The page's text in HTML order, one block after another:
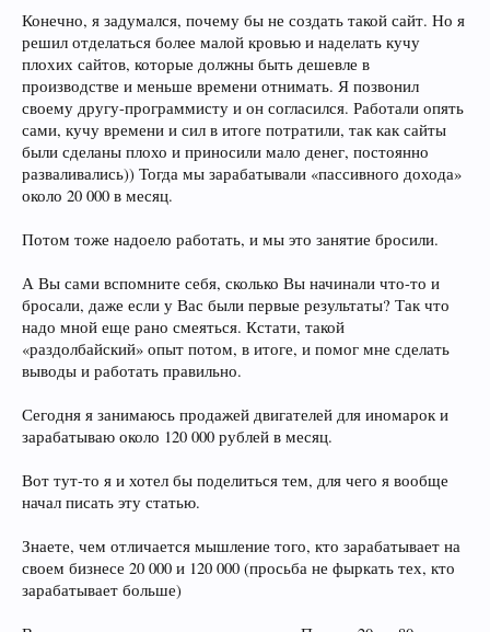
Конечно, я задумался, почему бы не создать такой сайт. Но я
решил отделаться более малой кровью и наделать кучу
плохих сайтов, которые должны быть дешевле в
производстве и меньше времени отнимать. Я позвонил
своему другу-программисту и он согласился. Работали опять
сами, кучу времени и сил в итоге потратили, так как сайты
были сделаны плохо и приносили мало денег, постоянно
разваливались)) Тогда мы зарабатывали «пассивного дохода»
около 20 000 в месяц.
Потом тоже надоело работать, и мы это занятие бросили.
А Вы сами вспомните себя, сколько Вы начинали что-то и
бросали, даже если у Вас были первые результаты? Так что
надо мной еще рано смеяться. Кстати, такой
«раздолбайский» опыт потом, в итоге, и помог мне сделать
выводы и работать правильно.
Сегодня я занимаюсь продажей двигателей для иномарок и
зарабатываю около 120 000 рублей в месяц.
Вот тут-то я и хотел бы поделиться тем, для чего я вообще
начал писать эту статью.
Знаете, чем отличается мышление того, кто зарабатывает на
своем бизнесе 20 000 и 120 000 (просьба не фыркать тех, кто
зарабатывает больше)